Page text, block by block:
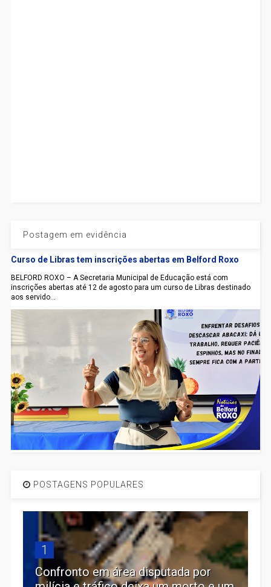
Postagem em evidência
Curso de Libras tem inscrições abertas em Belford Roxo
BELFORD ROXO – A Secretaria Municipal de Educação está com
inscrições abertas até 12 de agosto para um curso de Libras destinado
aos servido...
POSTAGENS POPULARES
1
Confronto em área disputada por